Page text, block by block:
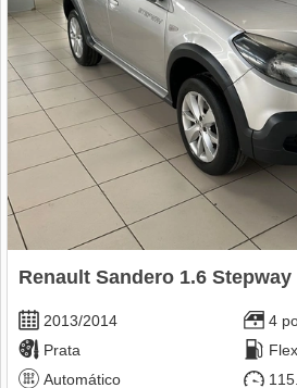
Renault Sandero 1.6 Stepway
2013/2014
4
Prata
Flex
Automático